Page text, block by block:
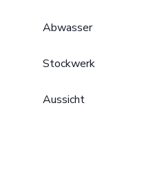
Abwasser
Stockwerk
Aussicht